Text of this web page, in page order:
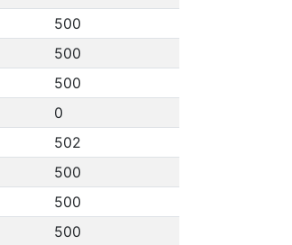
500
500
500
0
502
500
500
500